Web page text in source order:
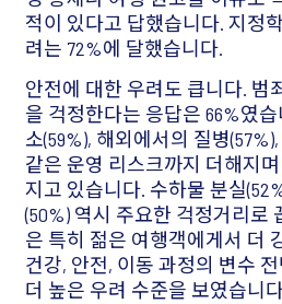
적이 있다고 답했습니다. 지정
려는 72%에 달했습니다.
안전에 대한 우려도 큽니다. 범
을 걱정한다는 응답은 66%였
소(59%), 해외에서의 질병
같은 운영 리스크까지 더해지
지고 있습니다. 수하물 분실
(50%) 역시 주요한 걱정거리로
은 특히 젊은 여행객에게서 더
건강, 안전, 이동 과정의 변수
더 높은 우려 수준을 보였습니